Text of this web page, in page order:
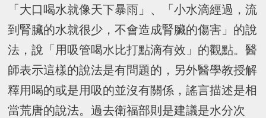
「大口喝水就像天下暴雨」、「小水滴經過，流
到腎臟的水就很少，不會造成腎臟的傷害」的說
法，說「用吸管喝水比打點滴有效」的觀點。醫
師表示這樣的說法是有問題的，另外醫學教授解
釋用喝的或是用吸的並沒有關係，謠言描述是相
當荒唐的說法。過去衛福部則是建議是水分次